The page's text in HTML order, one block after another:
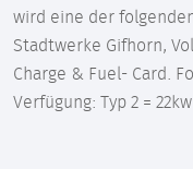
wird eine der
Stadtwerke Gifhorn,
Charge & Fuel- Card.
Verfügung: Typ 2 =